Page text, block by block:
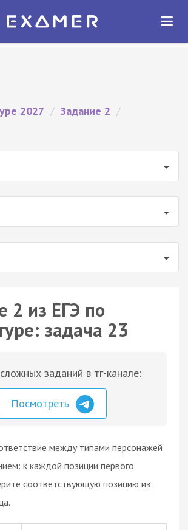
— ЕГЭ 2027
ОТКРЫТЬ
2027 / Задание 2 /
2 из ЕГЭ по
задача 23
заданий в тг-канале:
Посмотреть
между типами персонажей
к каждой позиции первого
соответствующую позицию из